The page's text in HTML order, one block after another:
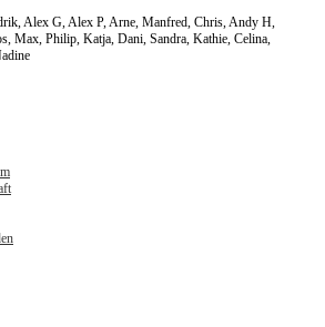
Alex G, Alex P, Arne, Manfred, Chris, Andy H,
Max, Philip, Katja, Dani, Sandra, Kathie, Celina,